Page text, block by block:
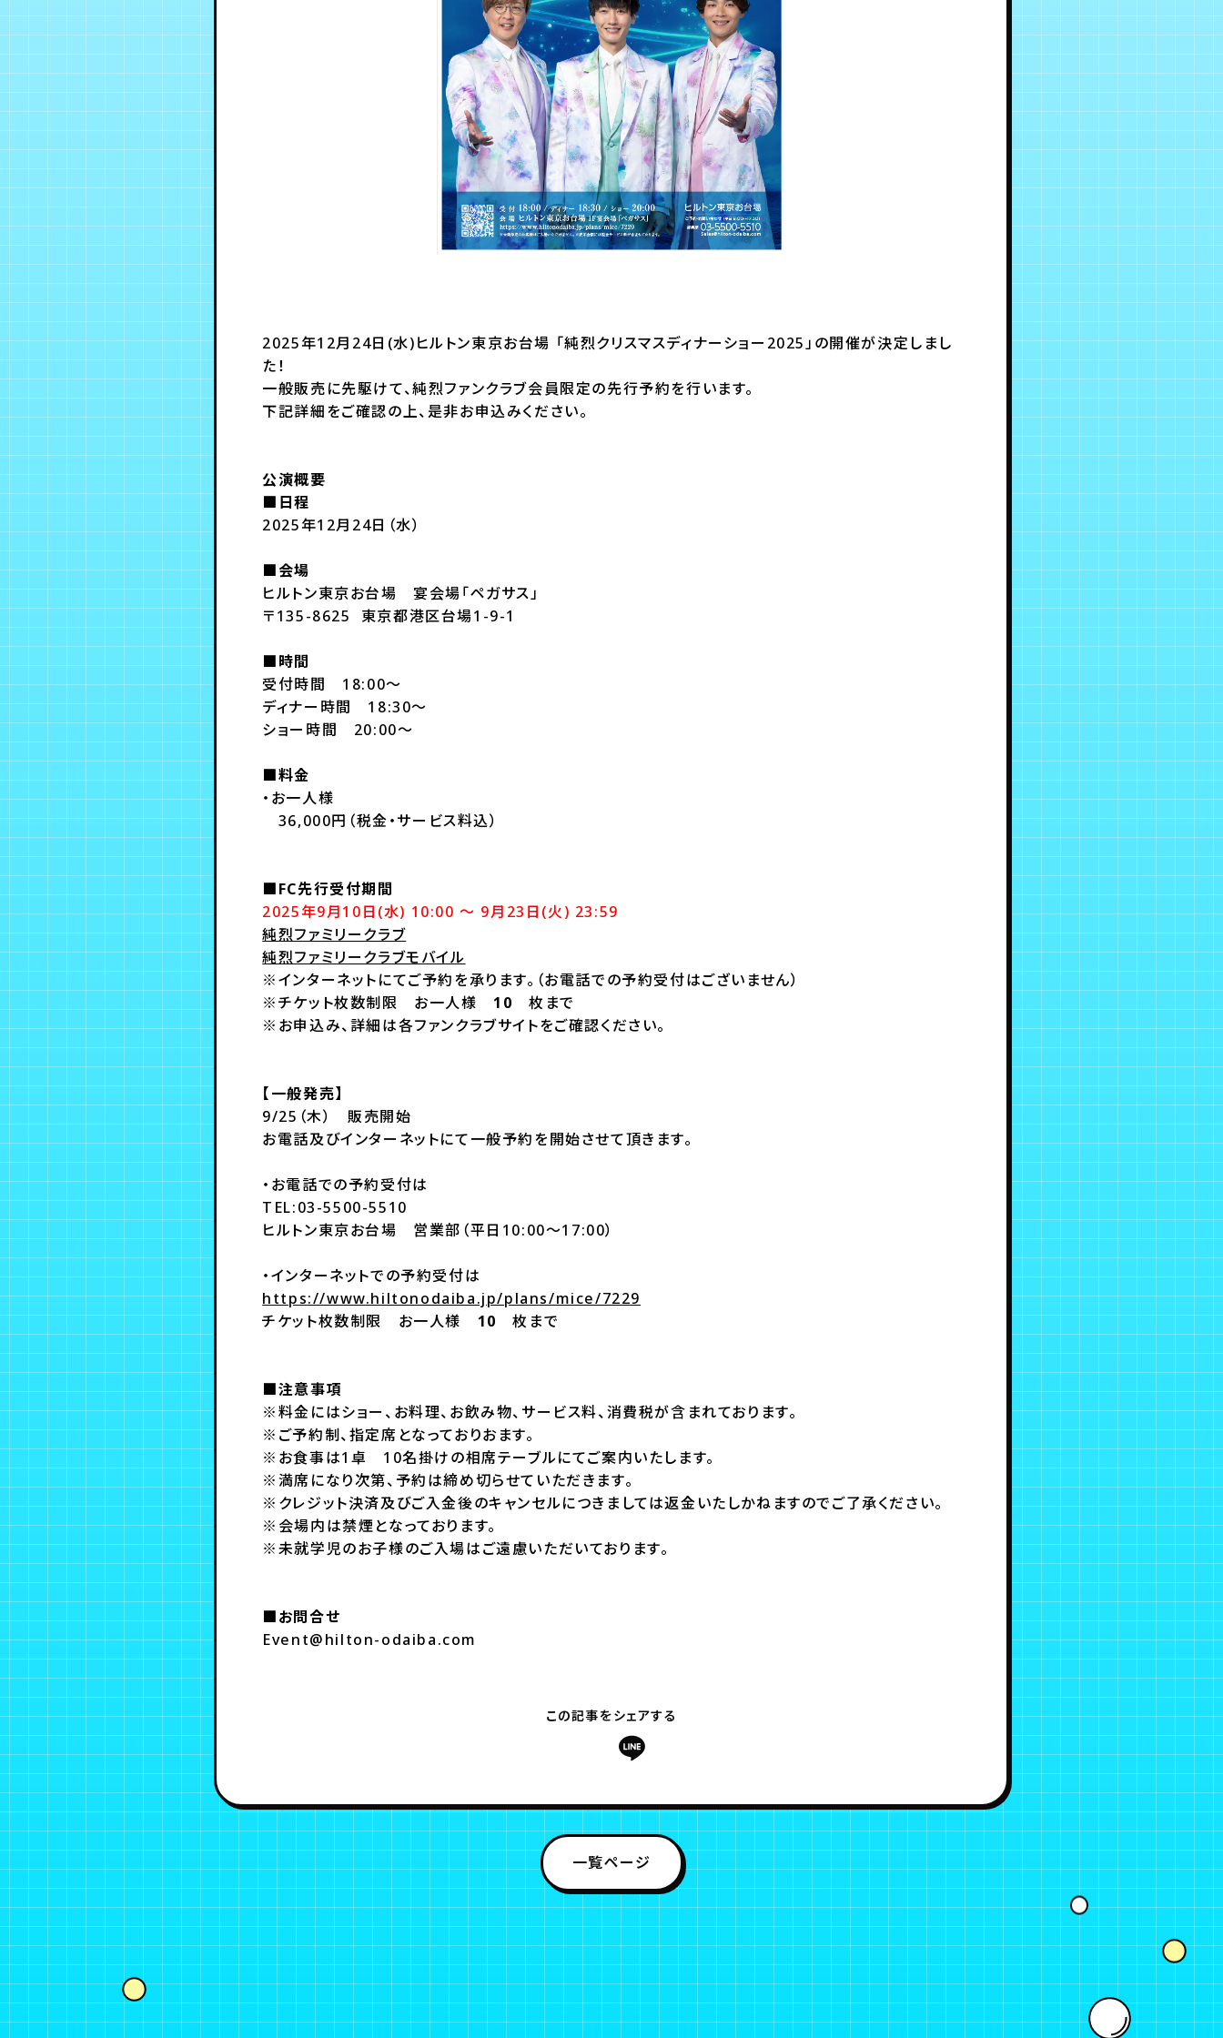
2025年12月24日(水)ヒルトン東京お台場 「純烈クリスマスディナーショー2025」の開催が決定しまし
た！
一般販売に先駆けて、純烈ファンクラブ会員限定の先行予約を行います。
下記詳細をご確認の上、是非お申込みください。
公演概要
■日程
2025年12月24日（水）
■会場
ヒルトン東京お台場 宴会場「ペガサス」
〒135-8625 東京都港区台場1-9-1
■時間
受付時間 18:00～
ディナー時間 18:30～
ショー時間 20:00～
■料金
・お一人様
36,000円（税金・サービス料込）
■FC先行受付期間
2025年9月10日(水) 10:00 ～ 9月23日(火) 23:59
純烈ファミリークラブ
純烈ファミリークラブモバイル
※インターネットにてご予約を承ります。（お電話での予約受付はございません）
※チケット枚数制限 お一人様 10 枚まで
※お申込み、詳細は各ファンクラブサイトをご確認ください。
【一般発売】
9/25（木） 販売開始
お電話及びインターネットにて一般予約を開始させて頂きます。
・お電話での予約受付は
TEL:03-5500-5510
ヒルトン東京お台場 営業部（平日10:00～17:00）
・インターネットでの予約受付は
https://www.hiltonodaiba.jp/plans/mice/7229
チケット枚数制限 お一人様 10 枚まで
■注意事項
※料金にはショー、お料理、お飲み物、サービス料、消費税が含まれております。
※ご予約制、指定席となっておりおます。
※お食事は1卓 10名掛けの相席テーブルにてご案内いたします。
※満席になり次第、予約は締め切らせていただきます。
※クレジット決済及びご入金後のキャンセルにつきましては返金いたしかねますのでご了承ください。
※会場内は禁煙となっております。
※未就学児のお子様のご入場はご遠慮いただいております。
■お問合せ
Event@hilton-odaiba.com
この記事をシェアする
一覧ページ